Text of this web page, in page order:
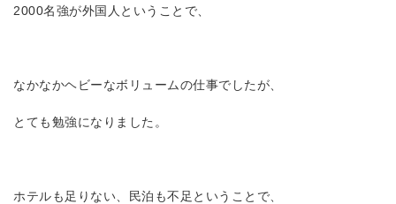
2000名強が外国人ということで、
なかなかヘビーなボリュームの仕事でしたが、
とても勉強になりました。
ホテルも足りない、民泊も不足ということで、